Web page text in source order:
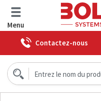
Menu
Contactez-nous